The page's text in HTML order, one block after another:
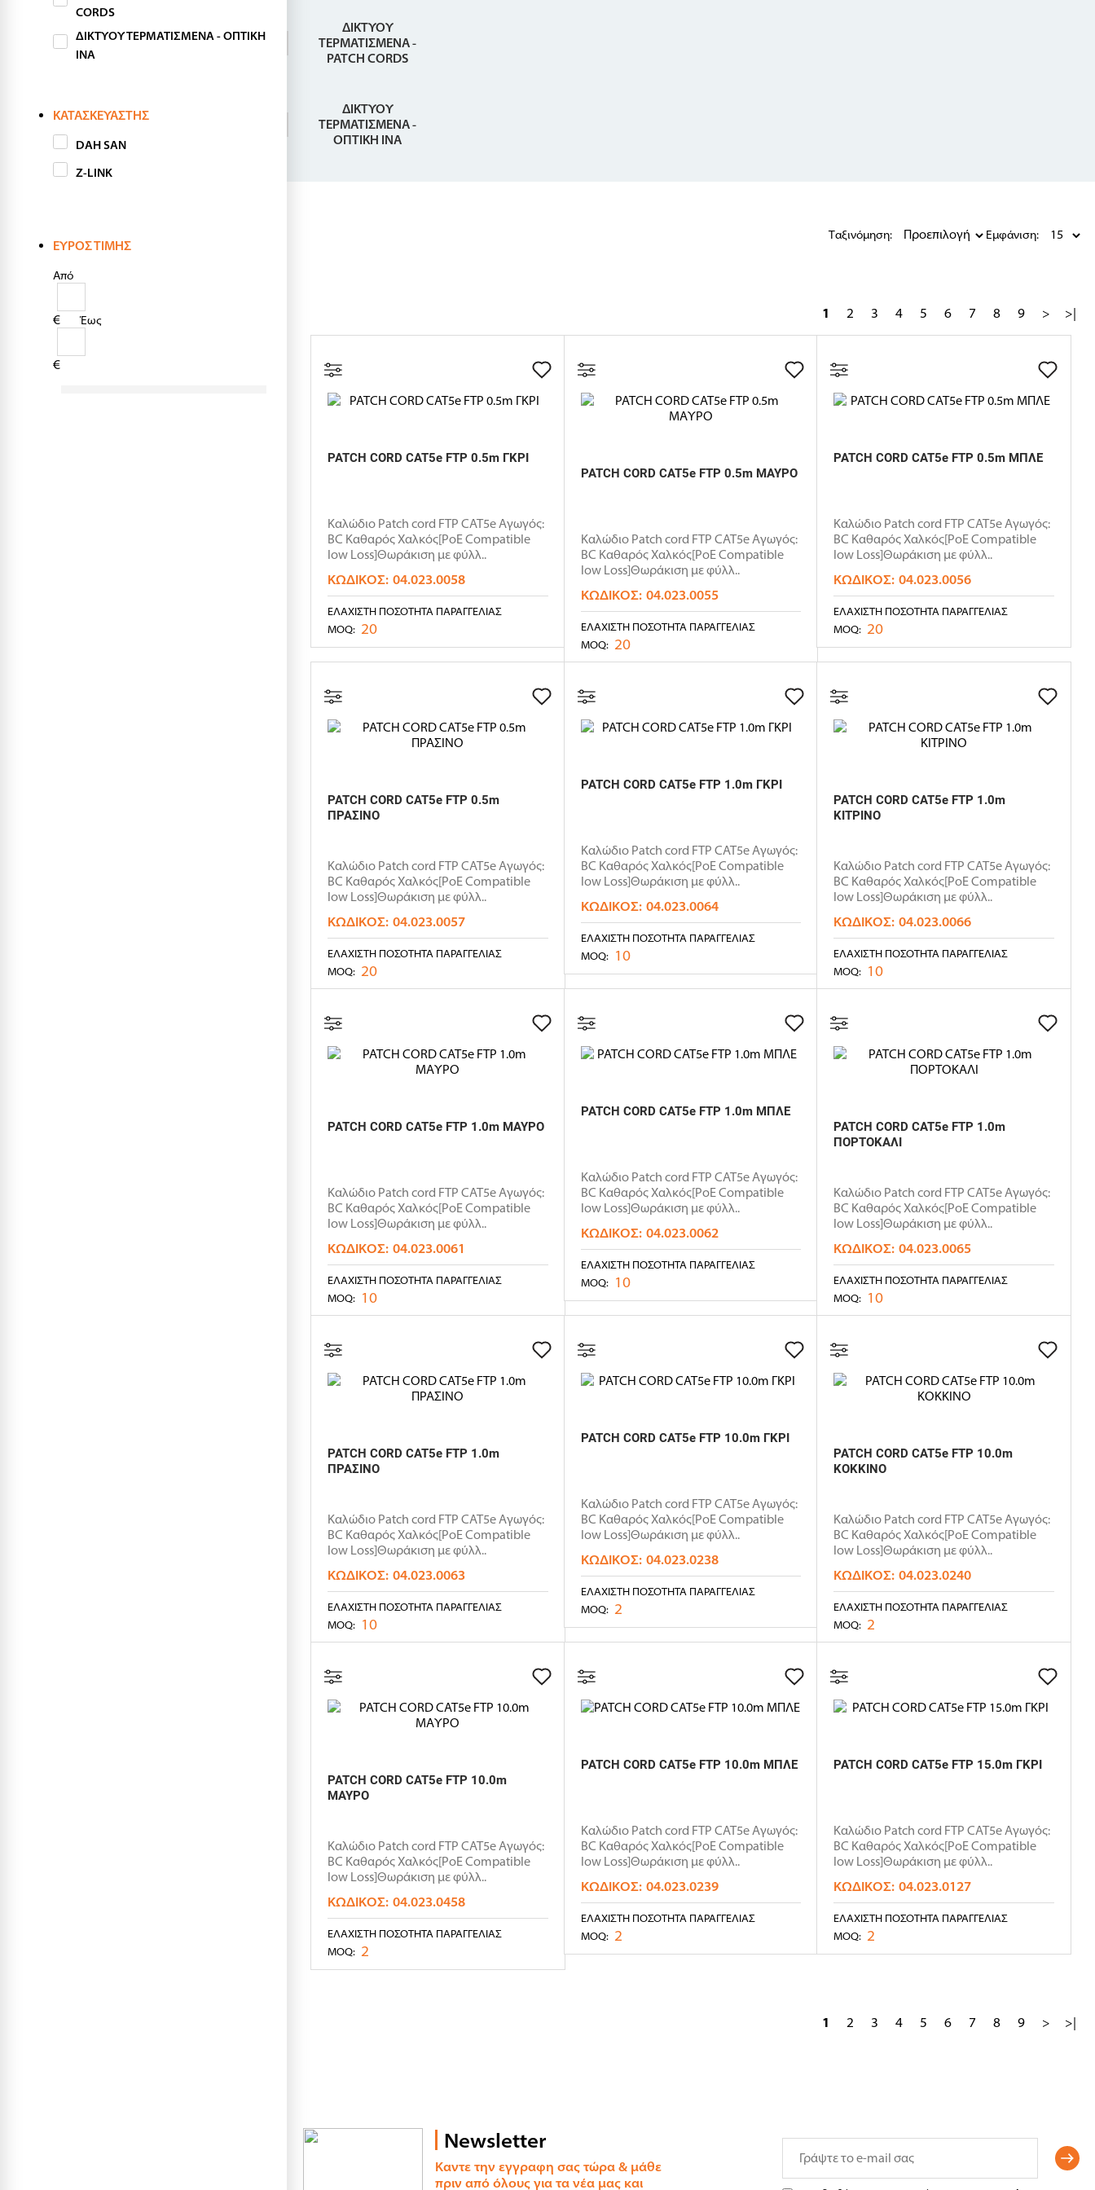
ΔΙΚΤΥΟΥ
ΤΕΡΜΑΤΙΣΜΕΝΑ -
PATCH CORDS
ΔΙΚΤΥΟΥ
ΤΕΡΜΑΤΙΣΜΕΝΑ -
ΟΠΤΙΚΗ ΙΝΑ
CORDS
ΔΙΚΤΥΟΥ ΤΕΡΜΑΤΙΣΜΕΝΑ - ΟΠΤΙΚΗ
ΙΝΑ
ΚΑΤΑΣΚΕΥΑΣΤΉΣ
DAH SAN
Z-LINK
ΕΎΡΟΣ ΤΙΜΉΣ
Από
€ Έως
€
Ταξινόμηση: Εμφάνιση:
1 2 3 4 5 6 7 8 9 > >|
PATCH CORD CAT5e FTP 0.5m ΓΚΡΙ
Καλώδιο Patch cord FTP CAT5e Αγωγός:
BC Καθαρός Χαλκός[PoE Compatible
low Loss]Θωράκιση με φύλλ..
ΚΩΔΙΚΌΣ: 04.023.0058
ΕΛΆΧΙΣΤΗ ΠΟΣΌΤΗΤΑ ΠΑΡΑΓΓΕΛΊΑΣ
MOQ: 20
PATCH CORD CAT5e FTP 0.5m ΜΑΥΡΟ
Καλώδιο Patch cord FTP CAT5e Αγωγός:
BC Καθαρός Χαλκός[PoE Compatible
low Loss]Θωράκιση με φύλλ..
ΚΩΔΙΚΌΣ: 04.023.0055
ΕΛΆΧΙΣΤΗ ΠΟΣΌΤΗΤΑ ΠΑΡΑΓΓΕΛΊΑΣ
MOQ: 20
PATCH CORD CAT5e FTP 0.5m ΜΠΛΕ
Καλώδιο Patch cord FTP CAT5e Αγωγός:
BC Καθαρός Χαλκός[PoE Compatible
low Loss]Θωράκιση με φύλλ..
ΚΩΔΙΚΌΣ: 04.023.0056
ΕΛΆΧΙΣΤΗ ΠΟΣΌΤΗΤΑ ΠΑΡΑΓΓΕΛΊΑΣ
MOQ: 20
PATCH CORD CAT5e FTP 0.5m
ΠΡΑΣΙΝΟ
Καλώδιο Patch cord FTP CAT5e Αγωγός:
BC Καθαρός Χαλκός[PoE Compatible
low Loss]Θωράκιση με φύλλ..
ΚΩΔΙΚΌΣ: 04.023.0057
ΕΛΆΧΙΣΤΗ ΠΟΣΌΤΗΤΑ ΠΑΡΑΓΓΕΛΊΑΣ
MOQ: 20
PATCH CORD CAT5e FTP 1.0m ΓΚΡΙ
Καλώδιο Patch cord FTP CAT5e Αγωγός:
BC Καθαρός Χαλκός[PoE Compatible
low Loss]Θωράκιση με φύλλ..
ΚΩΔΙΚΌΣ: 04.023.0064
ΕΛΆΧΙΣΤΗ ΠΟΣΌΤΗΤΑ ΠΑΡΑΓΓΕΛΊΑΣ
MOQ: 10
PATCH CORD CAT5e FTP 1.0m
ΚΙΤΡΙΝΟ
Καλώδιο Patch cord FTP CAT5e Αγωγός:
BC Καθαρός Χαλκός[PoE Compatible
low Loss]Θωράκιση με φύλλ..
ΚΩΔΙΚΌΣ: 04.023.0066
ΕΛΆΧΙΣΤΗ ΠΟΣΌΤΗΤΑ ΠΑΡΑΓΓΕΛΊΑΣ
MOQ: 10
PATCH CORD CAT5e FTP 1.0m ΜΑΥΡΟ
Καλώδιο Patch cord FTP CAT5e Αγωγός:
BC Καθαρός Χαλκός[PoE Compatible
low Loss]Θωράκιση με φύλλ..
ΚΩΔΙΚΌΣ: 04.023.0061
ΕΛΆΧΙΣΤΗ ΠΟΣΌΤΗΤΑ ΠΑΡΑΓΓΕΛΊΑΣ
MOQ: 10
PATCH CORD CAT5e FTP 1.0m ΜΠΛΕ
Καλώδιο Patch cord FTP CAT5e Αγωγός:
BC Καθαρός Χαλκός[PoE Compatible
low Loss]Θωράκιση με φύλλ..
ΚΩΔΙΚΌΣ: 04.023.0062
ΕΛΆΧΙΣΤΗ ΠΟΣΌΤΗΤΑ ΠΑΡΑΓΓΕΛΊΑΣ
MOQ: 10
PATCH CORD CAT5e FTP 1.0m
ΠΟΡΤΟΚΑΛΙ
Καλώδιο Patch cord FTP CAT5e Αγωγός:
BC Καθαρός Χαλκός[PoE Compatible
low Loss]Θωράκιση με φύλλ..
ΚΩΔΙΚΌΣ: 04.023.0065
ΕΛΆΧΙΣΤΗ ΠΟΣΌΤΗΤΑ ΠΑΡΑΓΓΕΛΊΑΣ
MOQ: 10
PATCH CORD CAT5e FTP 1.0m
ΠΡΑΣΙΝΟ
Καλώδιο Patch cord FTP CAT5e Αγωγός:
BC Καθαρός Χαλκός[PoE Compatible
low Loss]Θωράκιση με φύλλ..
ΚΩΔΙΚΌΣ: 04.023.0063
ΕΛΆΧΙΣΤΗ ΠΟΣΌΤΗΤΑ ΠΑΡΑΓΓΕΛΊΑΣ
MOQ: 10
PATCH CORD CAT5e FTP 10.0m ΓΚΡΙ
Καλώδιο Patch cord FTP CAT5e Αγωγός:
BC Καθαρός Χαλκός[PoE Compatible
low Loss]Θωράκιση με φύλλ..
ΚΩΔΙΚΌΣ: 04.023.0238
ΕΛΆΧΙΣΤΗ ΠΟΣΌΤΗΤΑ ΠΑΡΑΓΓΕΛΊΑΣ
MOQ: 2
PATCH CORD CAT5e FTP 10.0m
ΚΟΚΚΙΝΟ
Καλώδιο Patch cord FTP CAT5e Αγωγός:
BC Καθαρός Χαλκός[PoE Compatible
low Loss]Θωράκιση με φύλλ..
ΚΩΔΙΚΌΣ: 04.023.0240
ΕΛΆΧΙΣΤΗ ΠΟΣΌΤΗΤΑ ΠΑΡΑΓΓΕΛΊΑΣ
MOQ: 2
PATCH CORD CAT5e FTP 10.0m
ΜΑΥΡΟ
Καλώδιο Patch cord FTP CAT5e Αγωγός:
BC Καθαρός Χαλκός[PoE Compatible
low Loss]Θωράκιση με φύλλ..
ΚΩΔΙΚΌΣ: 04.023.0458
ΕΛΆΧΙΣΤΗ ΠΟΣΌΤΗΤΑ ΠΑΡΑΓΓΕΛΊΑΣ
MOQ: 2
PATCH CORD CAT5e FTP 10.0m ΜΠΛΕ
Καλώδιο Patch cord FTP CAT5e Αγωγός:
BC Καθαρός Χαλκός[PoE Compatible
low Loss]Θωράκιση με φύλλ..
ΚΩΔΙΚΌΣ: 04.023.0239
ΕΛΆΧΙΣΤΗ ΠΟΣΌΤΗΤΑ ΠΑΡΑΓΓΕΛΊΑΣ
MOQ: 2
PATCH CORD CAT5e FTP 15.0m ΓΚΡΙ
Καλώδιο Patch cord FTP CAT5e Αγωγός:
BC Καθαρός Χαλκός[PoE Compatible
low Loss]Θωράκιση με φύλλ..
ΚΩΔΙΚΌΣ: 04.023.0127
ΕΛΆΧΙΣΤΗ ΠΟΣΌΤΗΤΑ ΠΑΡΑΓΓΕΛΊΑΣ
MOQ: 2
1 2 3 4 5 6 7 8 9 > >|
Newsletter
Καντε την εγγραφη σας τώρα & μάθε
πριν από όλους για τα νέα μας και